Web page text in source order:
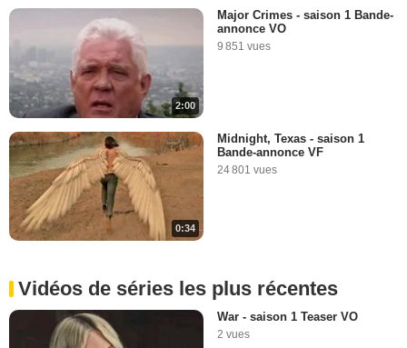
2:00
Major Crimes - saison 1 Bande-
annonce VO
9 851 vues
0:34
Midnight, Texas - saison 1
Bande-annonce VF
24 801 vues
Vidéos de séries les plus récentes
War - saison 1 Teaser VO
2 vues